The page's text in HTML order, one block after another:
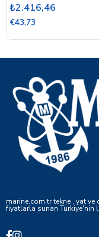
₺2.416,46
€43,73
marine.com.tr tekne , yat
fiyatlarla sunan Türkiye'nin